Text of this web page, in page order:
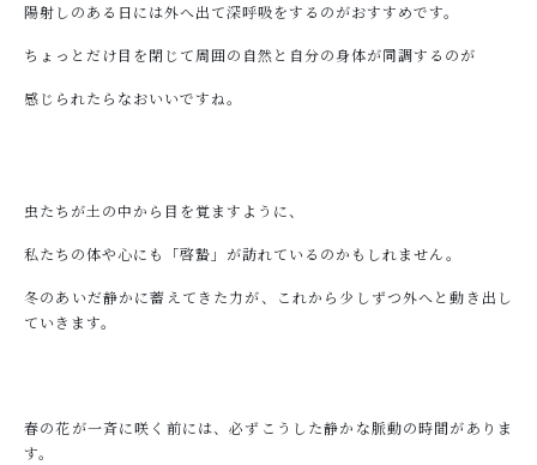
陽射しのある日には外へ出て深呼吸をするのがおすすめです。
ちょっとだけ目を閉じて周囲の自然と自分の身体が同調するのが
感じられたらなおいいですね。
虫たちが土の中から目を覚ますように、
私たちの体や心にも「啓蟄」が訪れているのかもしれません。
冬のあいだ静かに蓄えてきた力が、これから少しずつ外へと動き出し
ていきます。
春の花が一斉に咲く前には、必ずこうした静かな脈動の時間がありま
す。